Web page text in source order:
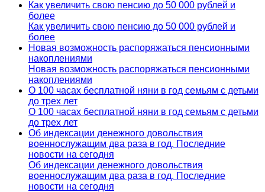
Как увеличить свою пенсию до 50 000 рублей и
более
Как увеличить свою пенсию до 50 000 рублей и
более
Новая возможность распоряжаться пенсионными
накоплениями
Новая возможность распоряжаться пенсионными
накоплениями
О 100 часах бесплатной няни в год семьям с детьми
до трех лет
О 100 часах бесплатной няни в год семьям с детьми
до трех лет
Об индексации денежного довольствия
военнослужащим два раза в год. Последние
новости на сегодня
Об индексации денежного довольствия
военнослужащим два раза в год. Последние
новости на сегодня